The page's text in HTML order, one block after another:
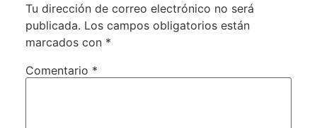
Tu dirección de correo electrónico no será
publicada. Los campos obligatorios están
marcados con *
Comentario *